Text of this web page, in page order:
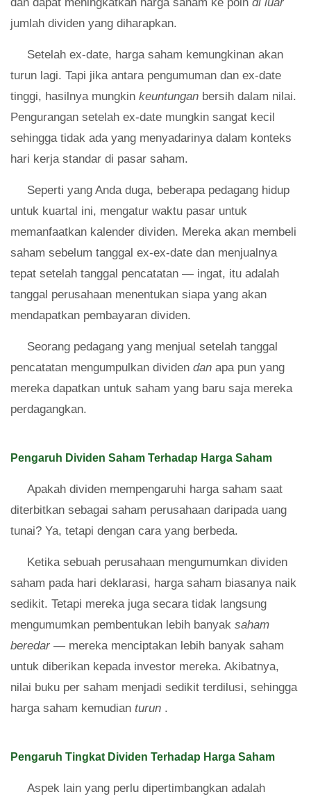
jumlah dividen yang diharapkan.
Setelah ex-date, harga saham kemungkinan akan
turun lagi. Tapi jika antara pengumuman dan ex-date
tinggi, hasilnya mungkin keuntungan bersih dalam nilai.
Pengurangan setelah ex-date mungkin sangat kecil
sehingga tidak ada yang menyadarinya dalam konteks
hari kerja standar di pasar saham.
Seperti yang Anda duga, beberapa pedagang hidup
untuk kuartal ini, mengatur waktu pasar untuk
memanfaatkan kalender dividen. Mereka akan membeli
saham sebelum tanggal ex-ex-date dan menjualnya
tepat setelah tanggal pencatatan — ingat, itu adalah
tanggal perusahaan menentukan siapa yang akan
mendapatkan pembayaran dividen.
Seorang pedagang yang menjual setelah tanggal
pencatatan mengumpulkan dividen dan apa pun yang
mereka dapatkan untuk saham yang baru saja mereka
perdagangkan.
Pengaruh Dividen Saham Terhadap Harga Saham
Apakah dividen mempengaruhi harga saham saat
diterbitkan sebagai saham perusahaan daripada uang
tunai? Ya, tetapi dengan cara yang berbeda.
Ketika sebuah perusahaan mengumumkan dividen
saham pada hari deklarasi, harga saham biasanya naik
sedikit. Tetapi mereka juga secara tidak langsung
mengumumkan pembentukan lebih banyak saham
beredar — mereka menciptakan lebih banyak saham
untuk diberikan kepada investor mereka. Akibatnya,
nilai buku per saham menjadi sedikit terdilusi, sehingga
harga saham kemudian turun .
Pengaruh Tingkat Dividen Terhadap Harga Saham
Aspek lain yang perlu dipertimbangkan adalah